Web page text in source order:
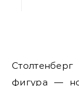
фигура —